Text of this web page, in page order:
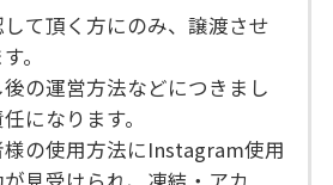
て頂く方にのみ、譲渡させ
。
の運営方法などにつきまし
になります。
様の使用方法にInstagram使用